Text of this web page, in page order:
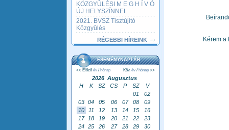
KÖZGYÛLÉSI M E G H Í V Ó
ÚJ HELYSZÍNNEL
2021. BVSZ Tisztújító
Közgyûlés
RÉGEBBI HÍREINK
ESEMÉNYNAPTÁR
<< Előző év / hónap Köv. év / hónap >>
2026 Augusztus
H
K SZ CS P SZ
V
01
02
03 04 05 06 07 08
09
10
11 12 13 14 15
16
17
18 19 20 21 22
23
24 25 26 27 28 29
30
Kérem a